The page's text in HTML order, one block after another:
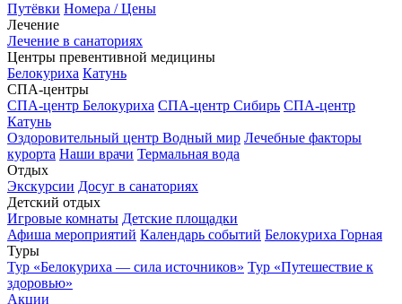
Путёвки Номера / Цены
Лечение
Лечение в санаториях
Центры превентивной медицины
Белокуриха Катунь
СПА-центры
СПА-центр Белокуриха СПА-центр Сибирь СПА-центр
Катунь
Оздоровительный центр Водный мир Лечебные факторы
курорта Наши врачи Термальная вода
Отдых
Экскурсии Досуг в санаториях
Детский отдых
Игровые комнаты Детские площадки
Афиша мероприятий Календарь событий Белокуриха Горная
Туры
Тур «Белокуриха — сила источников» Тур «Путешествие к
здоровью»
Акции